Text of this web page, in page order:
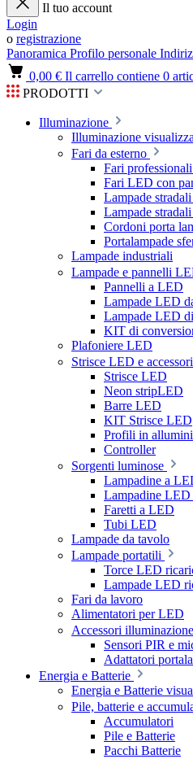
Il tuo account
Login
o registrazione
Panoramica Profilo personale
0,00 € Il carrello contiene 0
PRODOTTI
Illuminazione
Illuminazione visualizza
Fari da esterno
Fari
Fari LED con
Lampade
Lampade
Cordoni porta
Portalampade
Lampade industriali
Lampade e pannelli
Pannelli a LED
Lampade LED
Lampade LED
KIT di
Plafoniere LED
Strisce LED e accessori
Strisce LED
Neon stripLED
Barre LED
KIT Strisce LED
Profili in
Controller
Sorgenti luminose
Lampadine a
Lampadine LED
Faretti a LED
Tubi LED
Lampade da tavolo
Lampade portatili
Torce LED
Lampade LED
Fari da lavoro
Alimentatori per LED
Accessori illuminazione
Sensori PIR e
Adattatori
Energia e Batterie
Energia e Batterie
Pile, batterie e
Accumulatori
Pile e Batterie
Pacchi Batterie